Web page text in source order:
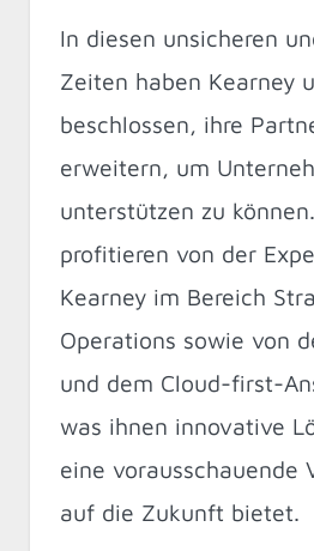
In diesen unsicheren
Zeiten haben Kearney
beschlossen, ihre
erweitern, um
unterstützen zu
profitieren von der
Kearney im Bereich
Operations sowie von
und dem Cloud-first-
was ihnen innovative
eine vorausschauende
auf die Zukunft bietet.